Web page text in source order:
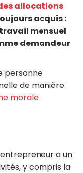
allocations
acquis :
mensuel
demandeur
personne
de manière
morale
a un
y compris la